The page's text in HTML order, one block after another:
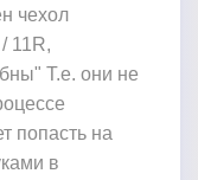
чехол
11R,
Т.е. они не
попасть на
в